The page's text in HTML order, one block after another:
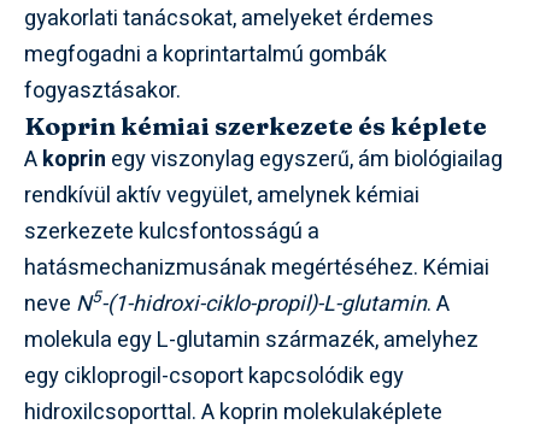
gyakorlati tanácsokat, amelyeket érdemes
megfogadni a koprintartalmú gombák
fogyasztásakor.
Koprin kémiai szerkezete és képlete
Akoprin egy viszonylag egyszerű, ám biológiailag
rendkívül aktív vegyület, amelynek kémiai
szerkezete kulcsfontosságú a
hatásmechanizmusának megértéséhez. Kémiai
neve N5-(1-hidroxi-ciklo-propil)-L-glutamin. A
molekula egy L-glutamin származék, amelyhez
egy cikloprogil-csoport kapcsolódik egy
hidroxilcsoporttal. A koprin molekulaképlete